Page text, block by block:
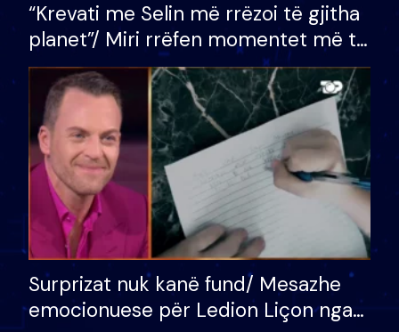
“Krevati me Selin më rrëzoi të gjitha
planet”/ Miri rrëfen momentet më të
bukura në shtëpinë e BB VIP: Do më
mungojë zilja e mëngjesit kur…
Surprizat nuk kanë fund/ Mesazhe
emocionuese për Ledion Liçon nga